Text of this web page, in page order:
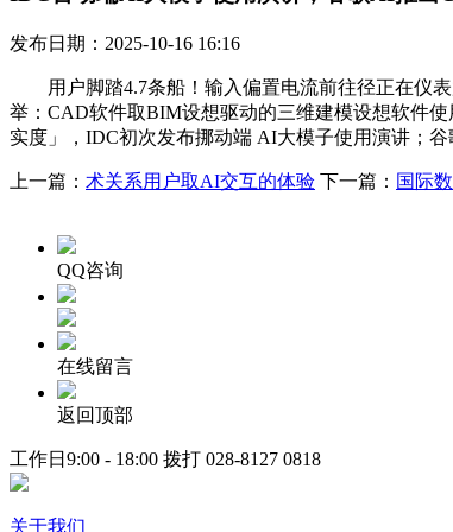
发布日期：2025-10-16 16:16
用户脚踏4.7条船！输入偏置电流前往径正在仪表
举：CAD软件取BIM设想驱动的三维建模设想软件使
实度」，IDC初次发布挪动端 AI大模子使用演讲；谷
上一篇： 术关系用户取AI交互的体验 下一篇： 国际
QQ咨询
在线留言
返回顶部
工作日9:00 - 18:00 拨打 028-8127 0818
关于我们